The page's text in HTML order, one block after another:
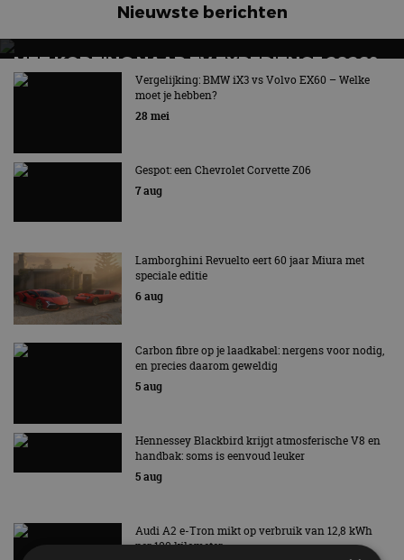
Nieuwste berichten
MET KORTING NAAR EV EXPERIENCE 2026?
AUTORAI REGELT HET!
EV Experience 2026 van 24 tot 26 september
Vergelijking: BMW iX3 vs Volvo EX60 – Welke
moet je hebben?
28 mei
Gespot: een Chevrolet Corvette Z06
7 aug
Lamborghini Revuelto eert 60 jaar Miura met
speciale editie
6 aug
Carbon fibre op je laadkabel: nergens voor nodig,
en precies daarom geweldig
5 aug
Hennessey Blackbird krijgt atmosferische V8 en
handbak: soms is eenvoud leuker
5 aug
Audi A2 e-Tron mikt op verbruik van 12,8 kWh
per 100 kilometer